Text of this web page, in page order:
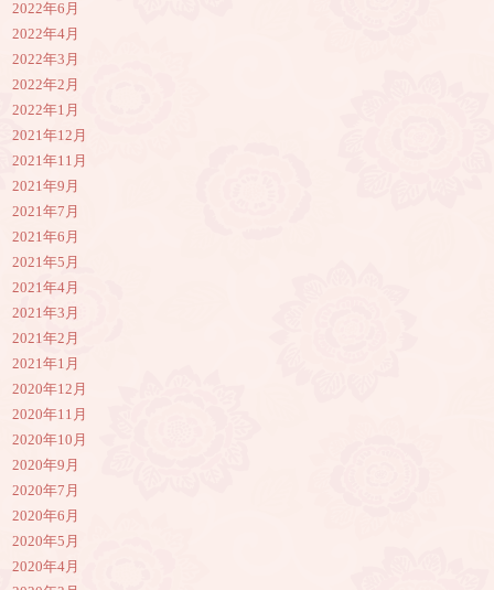
2022年6月
2022年4月
2022年3月
2022年2月
2022年1月
2021年12月
2021年11月
2021年9月
2021年7月
2021年6月
2021年5月
2021年4月
2021年3月
2021年2月
2021年1月
2020年12月
2020年11月
2020年10月
2020年9月
2020年7月
2020年6月
2020年5月
2020年4月